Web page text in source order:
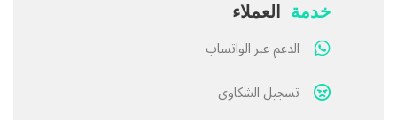
خدمة العملاء
الدعم عبر الواتساب
تسجيل الشكاوى